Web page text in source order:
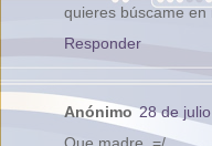
quieres búscame
Responder
Anónimo 28 de